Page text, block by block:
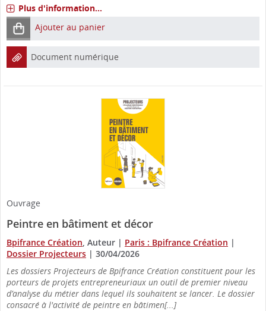
Plus d'information...
Ajouter au panier
Document numérique
Ouvrage
Peintre en bâtiment et décor
Bpifrance Création , Auteur | Paris : Bpifrance Création |
Dossier Projecteurs | 30/04/2026
Les dossiers Projecteurs de Bpifrance Création constituent pour les
porteurs de projets entrepreneuriaux un outil de premier niveau
d’analyse du métier dans lequel ils souhaitent se lancer. Le dossier
consacré à l'activité de peintre en bâtimen[...]